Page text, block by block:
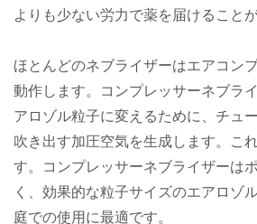
よりも少ない労力で薬を届けること
ほとんどのネブライザーはエアコン
動作します。コンプレッサーネブラ
アロゾル粒子に変えるために、チュ
吹き出す加圧空気を生成します。こ
す。コンプレッサーネブライザーは
く、効果的な粒子サイズのエアロゾ
庭での使用に最適です。